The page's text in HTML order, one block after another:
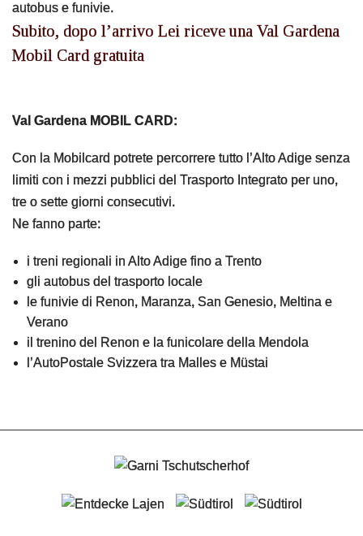
Famiglia
Wellbeing
Prezzi
Contatto
autobus e funivie.
Subito, dopo l’arrivo Lei riceve una Val Gardena
Mobil Card gratuita
Val Gardena MOBIL CARD:
Con la Mobilcard potrete percorrere tutto l’Alto Adige senza
limiti con i mezzi pubblici del Trasporto Integrato per uno,
tre o sette giorni consecutivi.
Ne fanno parte:
i treni regionali in Alto Adige fino a Trento
gli autobus del trasporto locale
le funivie di Renon, Maranza, San Genesio, Meltina e
Verano
il trenino del Renon e la funicolare della Mendola
l’AutoPostale Svizzera tra Malles e Müstai